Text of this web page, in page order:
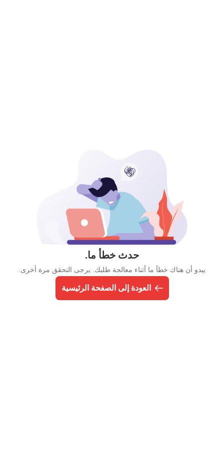
حدث خطأ ما.
يبدو أن هناك خطأ ما أثناء معالجة طلبك. يرجى التحقق مرة أخرى.
العودة إلى الصفحة الرئيسية